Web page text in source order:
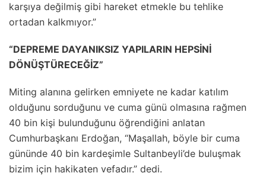
karşıya değilmiş gibi hareket etmekle bu tehlike
ortadan kalkmıyor.”
“DEPREME DAYANIKSIZ YAPILARIN HEPSİNİ
DÖNÜŞTÜRECEĞİZ”
Miting alanına gelirken emniyete ne kadar katılım
olduğunu sorduğunu ve cuma günü olmasına rağmen
40 bin kişi bulunduğunu öğrendiğini anlatan
Cumhurbaşkanı Erdoğan, “Maşallah, böyle bir cuma
gününde 40 bin kardeşimle Sultanbeyli’de buluşmak
bizim için hakikaten vefadır.” dedi.